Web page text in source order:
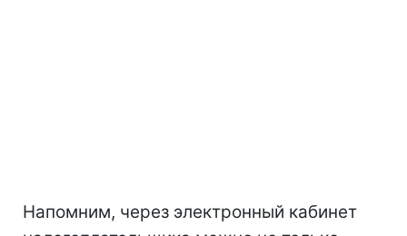
Напомним, через электронный кабинет